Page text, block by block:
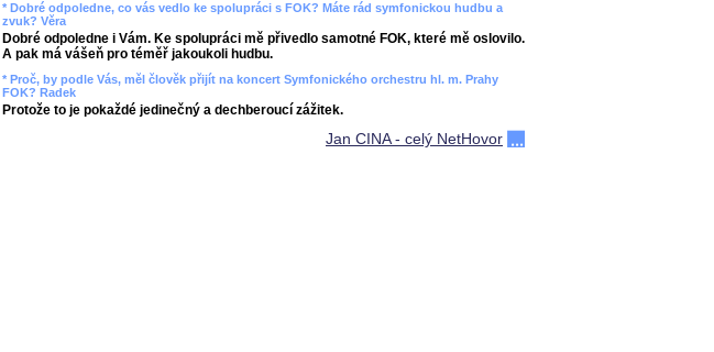
* Dobré odpoledne, co vás vedlo ke spolupráci s FOK? Máte rád symfonickou hudbu a
zvuk? Věra
Dobré odpoledne i Vám. Ke spolupráci mě přivedlo samotné FOK, které mě oslovilo.
A pak má vášeň pro téměř jakoukoli hudbu.
* Proč, by podle Vás, měl člověk přijít na koncert Symfonického orchestru hl. m. Prahy
FOK? Radek
Protože to je pokaždé jedinečný a dechberoucí zážitek.
Jan CINA - celý NetHovor